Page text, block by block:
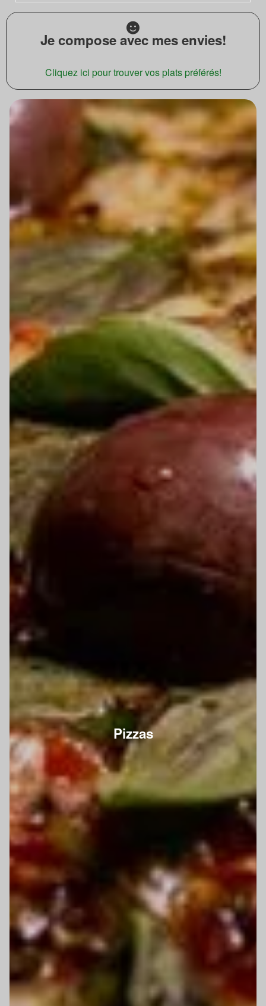
Je compose avec mes envies!
Cliquez ici pour trouver vos plats préférés!
Pizzas